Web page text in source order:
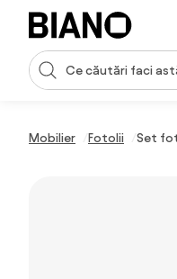
Sari peste navigare,
Introducerea căutării
Mobilier Fotolii Set